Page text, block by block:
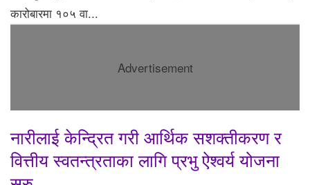
कारोबारमा १०५ वा...
Advertisement
नारीलाई केन्द्रित गरी आर्थिक सशक्तीकरण र
वित्तीय स्वतन्त्रताका लागि प्रभु ऐश्वर्य योजना